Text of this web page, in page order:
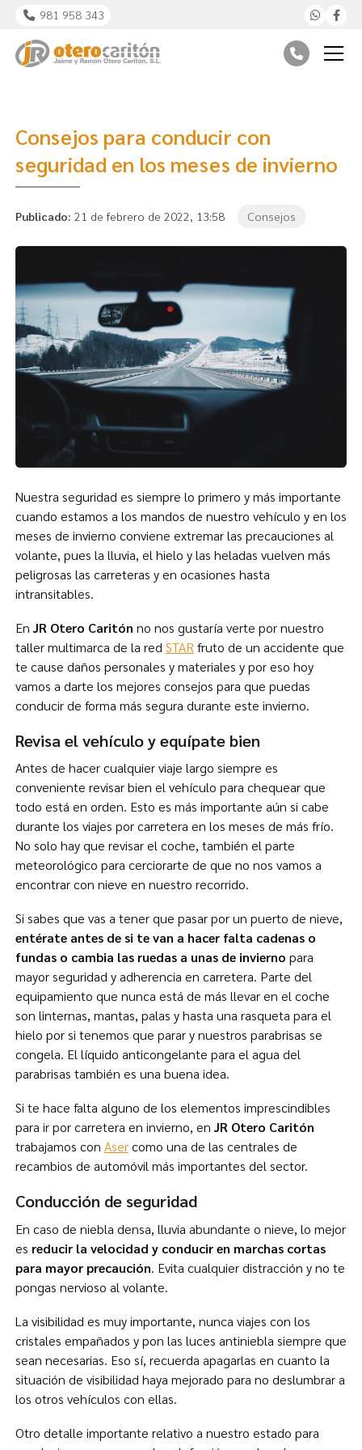
981 958 343
Consejos para conducir con
seguridad en los meses de invierno
Publicado: 21 de febrero de 2022, 13:58 Consejos
Nuestra seguridad es siempre lo primero y más importante
cuando estamos a los mandos de nuestro vehículo y en los
meses de invierno conviene extremar las precauciones al
volante, pues la lluvia, el hielo y las heladas vuelven más
peligrosas las carreteras y en ocasiones hasta
intransitables.
EnJR Otero Caritón no nos gustaría verte por nuestro
taller multimarca de la red STARfruto de un accidente que
te cause daños personales y materiales y por eso hoy
vamos a darte los mejores consejos para que puedas
conducir de forma más segura durante este invierno.
Revisa el vehículo y equípate bien
Antes de hacer cualquier viaje largo siempre es
conveniente revisar bien el vehículo para chequear que
todo está en orden. Esto es más importante aún si cabe
durante los viajes por carretera en los meses de más frío.
No solo hay que revisar el coche, también el parte
meteorológico para cerciorarte de que no nos vamos a
encontrar con nieve en nuestro recorrido.
Si sabes que vas a tener que pasar por un puerto de nieve,
entérate antes de si te van a hacer falta cadenas o
fundas o cambia las ruedas a unas de invierno para
mayor seguridad y adherencia en carretera. Parte del
equipamiento que nunca está de más llevar en el coche
son linternas, mantas, palas y hasta una rasqueta para el
hielo por si tenemos que parar y nuestros parabrisas se
congela. El líquido anticongelante para el agua del
parabrisas también es una buena idea.
Si te hace falta alguno de los elementos imprescindibles
para ir por carretera en invierno, enJR Otero Caritón
trabajamos con Asercomo una de las centrales de
recambios de automóvil más importantes del sector.
Conducción de seguridad
En caso de niebla densa, lluvia abundante o nieve, lo mejor
es reducir la velocidad y conducir en marchas cortas
para mayor precaución. Evita cualquier distracción y no te
pongas nervioso al volante.
La visibilidad es muy importante, nunca viajes con los
cristales empañados y pon las luces antiniebla siempre que
sean necesarias. Eso sí, recuerda apagarlas en cuanto la
situación de visibilidad haya mejorado para no deslumbrar a
los otros vehículos con ellas.
Otro detalle importante relativo a nuestro estado para